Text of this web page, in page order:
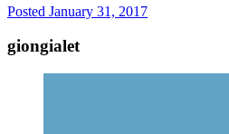
Posted January 31, 2017
giongialet